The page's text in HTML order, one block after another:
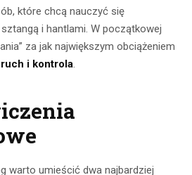
które chcą nauczyć się
i hantlami. W początkowej
za jak największym obciążeniem
ruch i kontrola.
warto umieścić dwa najbardziej